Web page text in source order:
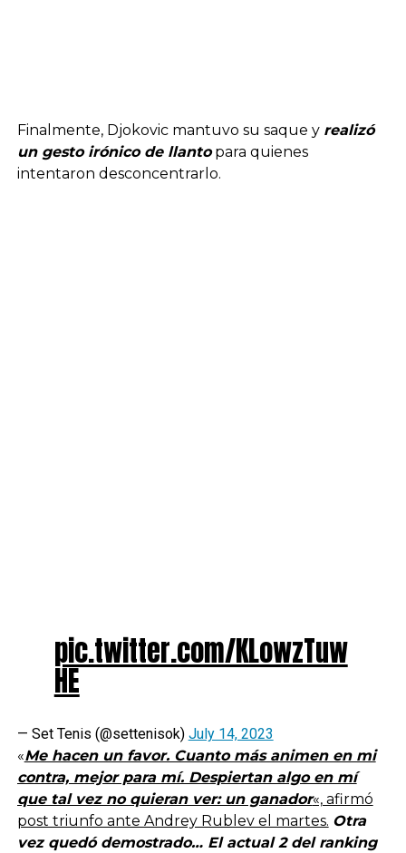
Finalmente, Djokovic mantuvo su saque y realizó
un gesto irónico de llantopara quienes
intentaron desconcentrarlo.
pic.twitter.com/KLowzTuw
HE
— Set Tenis (@settenisok) July 14, 2023
«Me hacen un favor. Cuanto más animen en mi
contra, mejor para mí. Despiertan algo en mí
que tal vez no quieran ver: un ganador«, afirmó
post triunfo ante Andrey Rublev el martes. Otra
vez quedó demostrado… El actual 2 del ranking